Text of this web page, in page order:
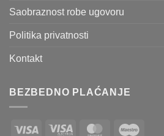
Saobraznost robe ugovoru
Politika privatnosti
Kontakt
BEZBEDNO PLAĆANJE
Visa
Visa
MasterCard